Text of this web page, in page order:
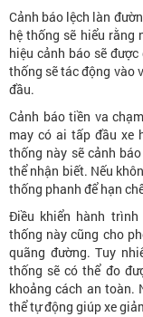
Cảnh báo lệch làn
hệ thống sẽ hiểu
hiệu cảnh báo sẽ
thống sẽ tác động vào
đầu.
Cảnh báo tiền va
may có ai tấp đầu xe
thống này sẽ cảnh
thể nhận biết. Nếu
thống phanh để hạn
Điều khiển hành
thống này cũng cho
quãng đường. Tuy
thống sẽ có thể đo
khoảng cách an toàn.
thể tự động giúp xe